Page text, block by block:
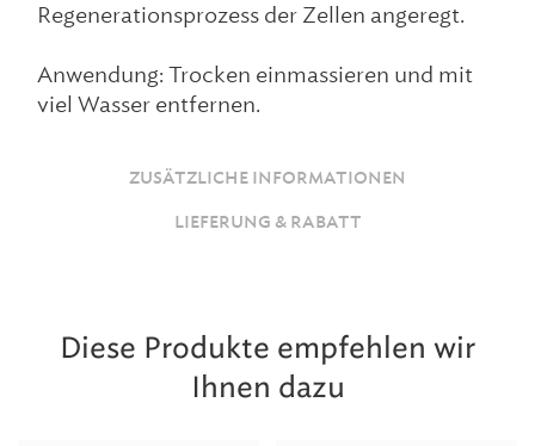
Regenerationsprozess der Zellen angeregt.
Anwendung: Trocken einmassieren und mit
viel Wasser entfernen.
ZUSÄTZLICHE INFORMATIONEN
LIEFERUNG & RABATT
Diese Produkte empfehlen wir
Ihnen dazu